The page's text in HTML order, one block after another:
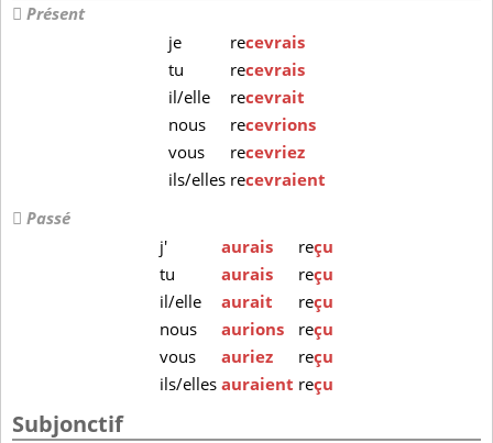
Présent
je
recevrais
tu
recevrais
il/elle
recevrait
nous
recevrions
vous
recevriez
ils/elles recevraient
Passé
j'
aurais reçu
tu
aurais reçu
il/elle
aurait reçu
nous
aurions reçu
vous
auriez reçu
ils/ellesauraient reçu
Subjonctif